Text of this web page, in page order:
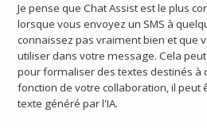
Je pense que Chat Assist est le plus
lorsque vous envoyez un SMS à
connaissez pas vraiment bien et que
utiliser dans votre message. Cela
pour formaliser des textes destinés à
fonction de votre collaboration, il peut
texte généré par l'IA.